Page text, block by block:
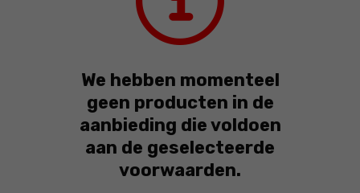
We hebben momenteel
geen producten in de
aanbieding die voldoen
aan de geselecteerde
voorwaarden.